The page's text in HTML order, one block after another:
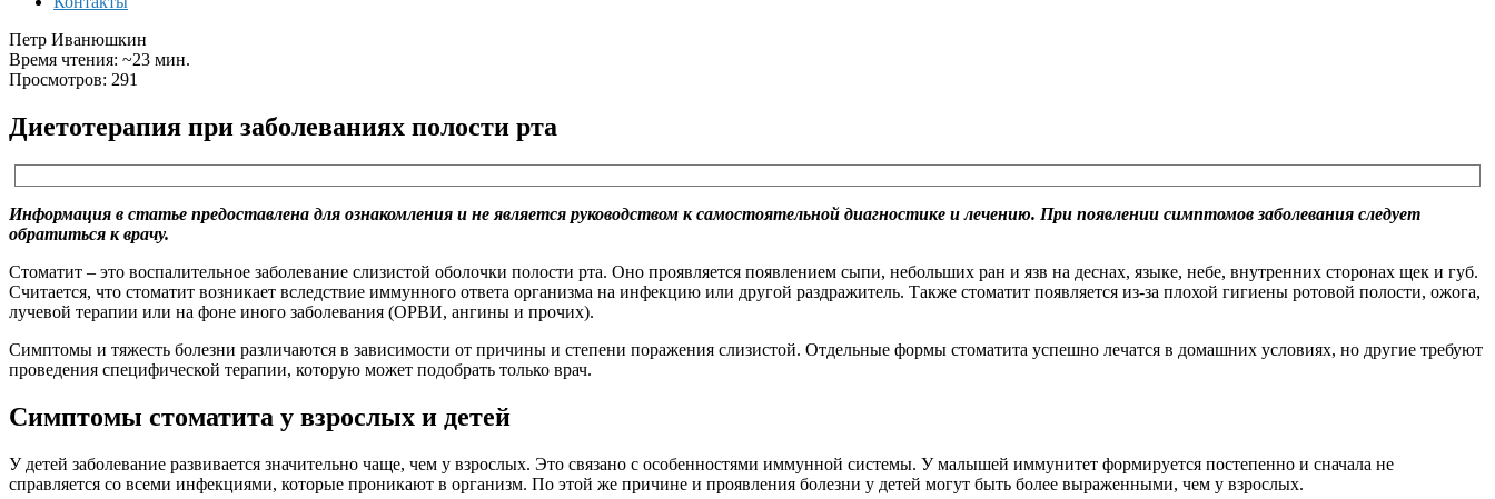
Петр Иванюшкин
Время чтения: ~23 мин.
Просмотров: 291
Диетотерапия при заболеваниях полости рта
Информация в статье предоставлена для ознакомления и не является руководством к самостоятельной диагностике и лечению. При появлении симптомов заболевания следует
обратиться к врачу.
Стоматит – это воспалительное заболевание слизистой оболочки полости рта. Оно проявляется появлением сыпи, небольших ран и язв на деснах, языке, небе, внутренних сторонах щек и губ.
Считается, что стоматит возникает вследствие иммунного ответа организма на инфекцию или другой раздражитель. Также стоматит появляется из-за плохой гигиены ротовой полости, ожога,
лучевой терапии или на фоне иного заболевания (ОРВИ, ангины и прочих).
Симптомы и тяжесть болезни различаются в зависимости от причины и степени поражения слизистой. Отдельные формы стоматита успешно лечатся в домашних условиях, но другие требуют
проведения специфической терапии, которую может подобрать только врач.
Симптомы стоматита у взрослых и детей
У детей заболевание развивается значительно чаще, чем у взрослых. Это связано с особенностями иммунной системы. У малышей иммунитет формируется постепенно и сначала не
справляется со всеми инфекциями, которые проникают в организм. По этой же причине и проявления болезни у детей могут быть более выраженными, чем у взрослых.